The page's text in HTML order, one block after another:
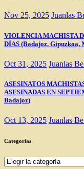
Nov 25, 2025 Juanlas
VIOLENCIA MACHISTA
DÍAS (Badajoz,
Oct 31, 2025 Juanlas
ASESINATOS
ASESINADAS EN
Badajoz)
Oct 13, 2025 Juanlas
Categorías
Categorías